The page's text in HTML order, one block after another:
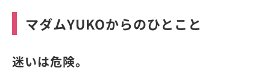
マダムYUKOからのひとこと
迷いは危険。